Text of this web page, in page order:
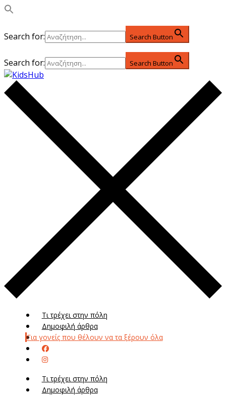
Search for: Search Button
Search for: Search Button
Τι τρέχει στην πόλη
Δημοφιλή άρθρα
Για γονείς που θέλουν να τα ξέρουν όλα
Τι τρέχει στην πόλη
Δημοφιλή άρθρα